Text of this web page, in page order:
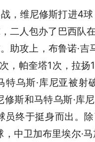
，维尼修斯打进4球
二人包办了巴西队
助攻上，布鲁诺·吉
，帕奎塔1次，拉扬
特乌斯·库尼亚被射
修斯和马特乌斯·库
员终于挺身而出。
中卫加布里埃尔·